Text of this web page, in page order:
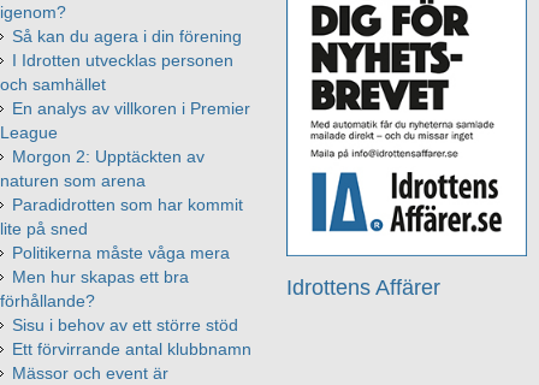
Idrottens Affärer
igenom?
Så kan du agera i din förening
I Idrotten utvecklas personen
och samhället
En analys av villkoren i Premier
League
Morgon 2: Upptäckten av
naturen som arena
Paradidrotten som har kommit
lite på sned
Politikerna måste våga mera
Men hur skapas ett bra
förhållande?
Sisu i behov av ett större stöd
Ett förvirrande antal klubbnamn
Mässor och event är